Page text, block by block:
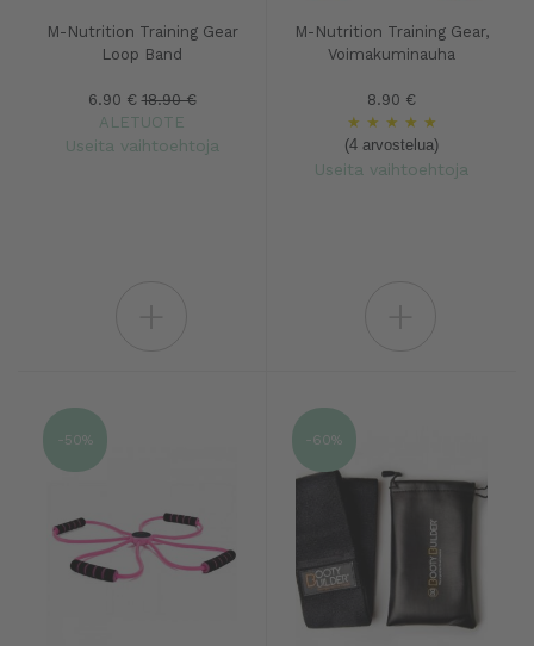
M-Nutrition Training Gear
Loop Band
6.90 € 18.90 €
ALETUOTE
Useita vaihtoehtoja
M-Nutrition Training Gear,
Voimakuminauha
8.90 €
★ ★ ★ ★ ★
(4 arvostelua)
Useita vaihtoehtoja
-50% -60%